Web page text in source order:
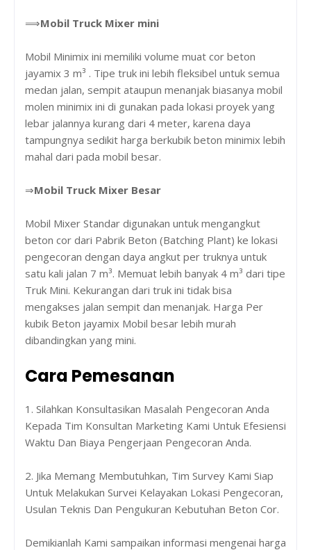
⟹Mobil Truck Mixer mini
Mobil Minimix ini memiliki volume muat cor beton
jayamix 3 m³ . Tipe truk ini lebih fleksibel untuk semua
medan jalan, sempit ataupun menanjak biasanya mobil
molen minimix ini di gunakan pada lokasi proyek yang
lebar jalannya kurang dari 4 meter, karena daya
tampungnya sedikit harga berkubik beton minimix lebih
mahal dari pada mobil besar.
⇒Mobil Truck Mixer Besar
Mobil Mixer Standar digunakan untuk mengangkut
beton cor dari Pabrik Beton (Batching Plant) ke lokasi
pengecoran dengan daya angkut per truknya untuk
satu kali jalan 7 m³. Memuat lebih banyak 4 m³ dari tipe
Truk Mini. Kekurangan dari truk ini tidak bisa
mengakses jalan sempit dan menanjak. Harga Per
kubik Beton jayamix Mobil besar lebih murah
dibandingkan yang mini.
Cara Pemesanan
1. Silahkan Konsultasikan Masalah Pengecoran Anda
Kepada Tim Konsultan Marketing Kami Untuk Efesiensi
Waktu Dan Biaya Pengerjaan Pengecoran Anda.
2. Jika Memang Membutuhkan, Tim Survey Kami Siap
Untuk Melakukan Survei Kelayakan Lokasi Pengecoran,
Usulan Teknis Dan Pengukuran Kebutuhan Beton Cor.
Demikianlah Kami sampaikan informasi mengenai harga